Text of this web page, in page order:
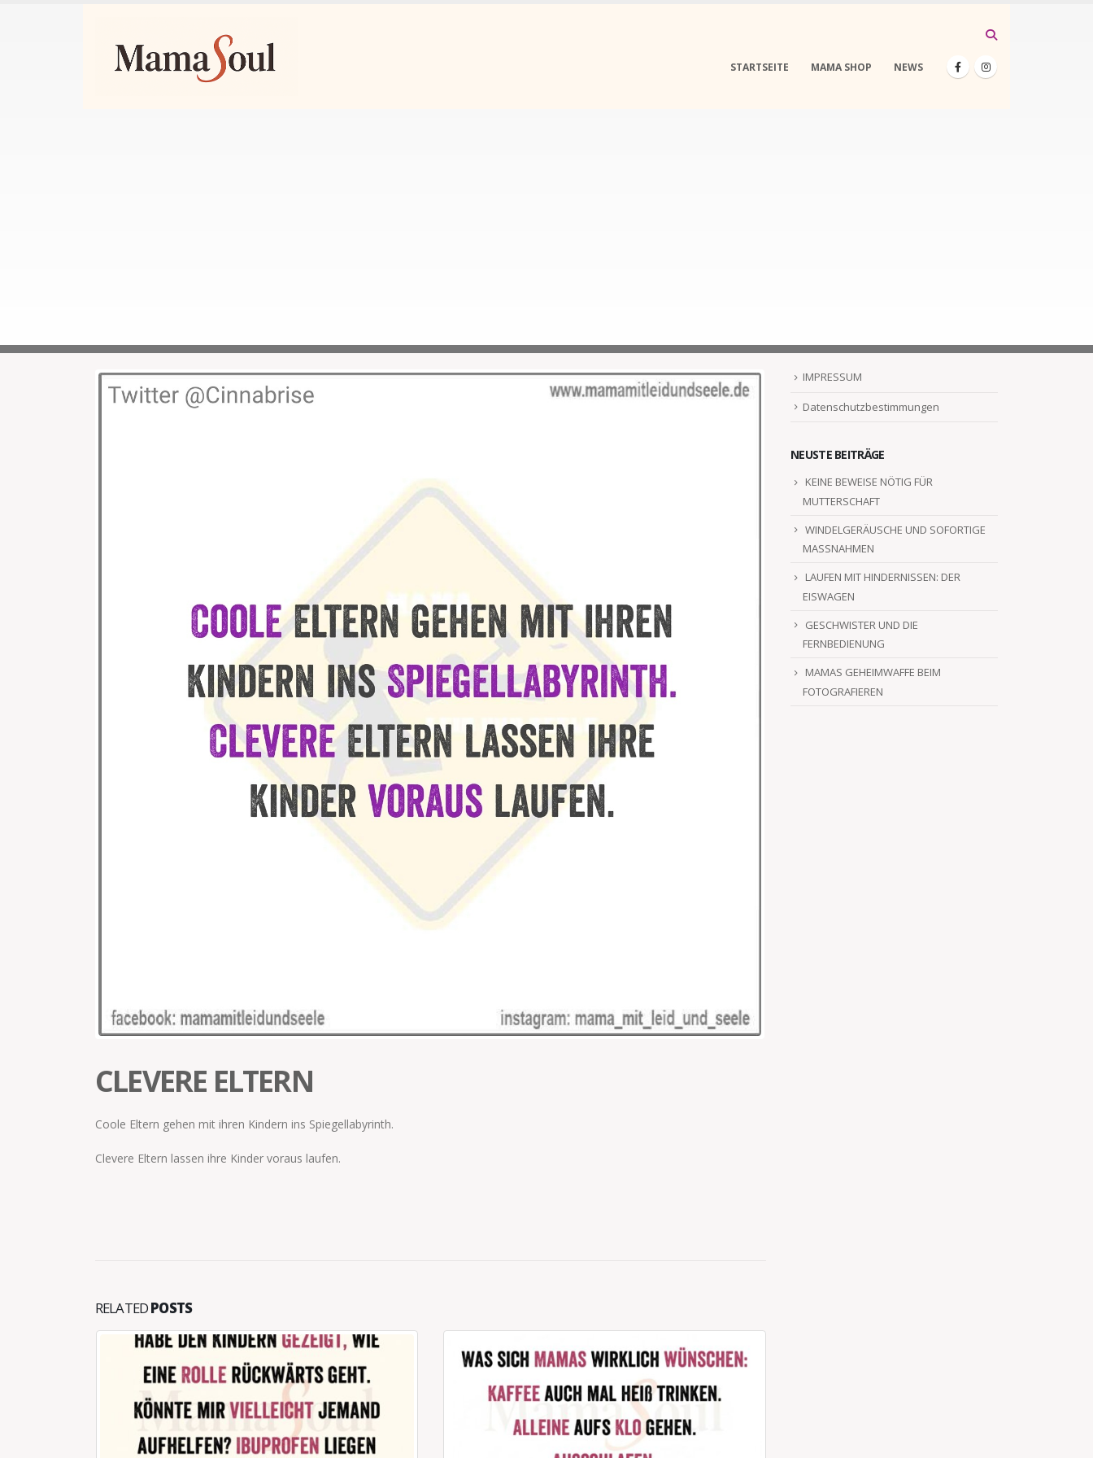
STARTSEITE MAMA SHOP NEWS
CLEVERE ELTERN
Coole Eltern gehen mit ihren Kindern ins Spiegellabyrinth.
Clevere Eltern lassen ihre Kinder voraus laufen.
RELATEDPOSTS
IMPRESSUM
Datenschutzbestimmungen
NEUSTE BEITRÄGE
KEINE BEWEISE NÖTIG FÜR
MUTTERSCHAFT
WINDELGERÄUSCHE UND SOFORTIGE
MASSNAHMEN
LAUFEN MIT HINDERNISSEN: DER
EISWAGEN
GESCHWISTER UND DIE
FERNBEDIENUNG
MAMAS GEHEIMWAFFE BEIM
FOTOGRAFIEREN